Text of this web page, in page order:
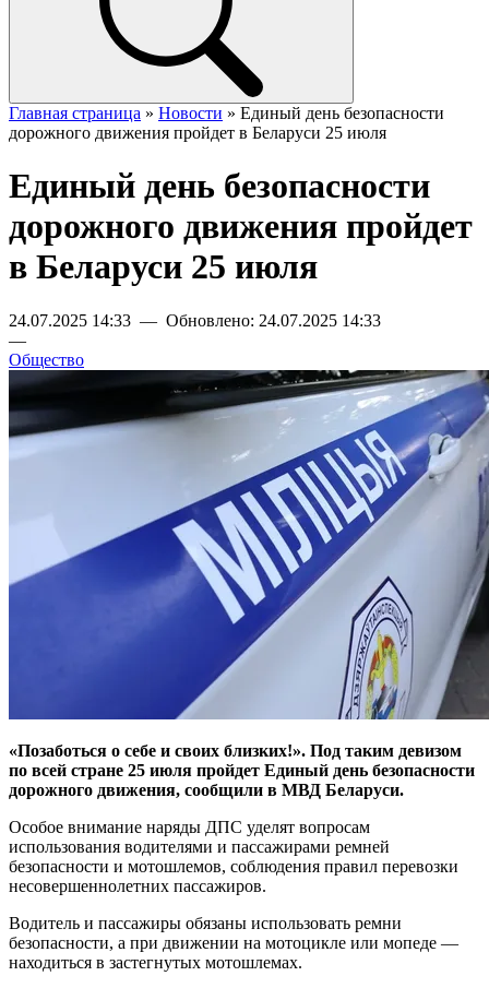
Главная страница » Новости » Единый день безопасности
дорожного движения пройдет в Беларуси 25 июля
Единый день безопасности
дорожного движения пройдет
в Беларуси 25 июля
24.07.2025 14:33 — Обновлено: 24.07.2025 14:33
—
Общество
«Позаботься о себе и своих близких!». Под таким девизом
по всей стране 25 июля пройдет Единый день безопасности
дорожного движения, сообщили в МВД Беларуси.
Особое внимание наряды ДПС уделят вопросам
использования водителями и пассажирами ремней
безопасности и мотошлемов, соблюдения правил перевозки
несовершеннолетних пассажиров.
Водитель и пассажиры обязаны использовать ремни
безопасности, а при движении на мотоцикле или мопеде —
находиться в застегнутых мотошлемах.